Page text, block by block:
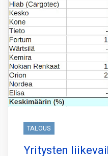
TALOUS
Yritysten